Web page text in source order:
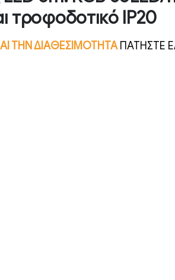
τροφοδοτικό IP20
ΤΗΝ ΔΙΑΘΕΣΙΜΟΤΗΤΑΠΑΤΗΣΤΕ